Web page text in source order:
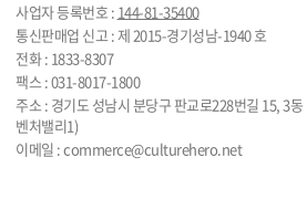
사업자 등록번호 : 144-81-35400
통신판매업 신고 : 제 2015-경기성남-1940 호
전화 : 1833-8307
팩스 : 031-8017-1800
주소 : 경기도 성남시 분당구 판교로228번길 15, 3
벤처밸리1)
이메일 :commerce@culturehero.net